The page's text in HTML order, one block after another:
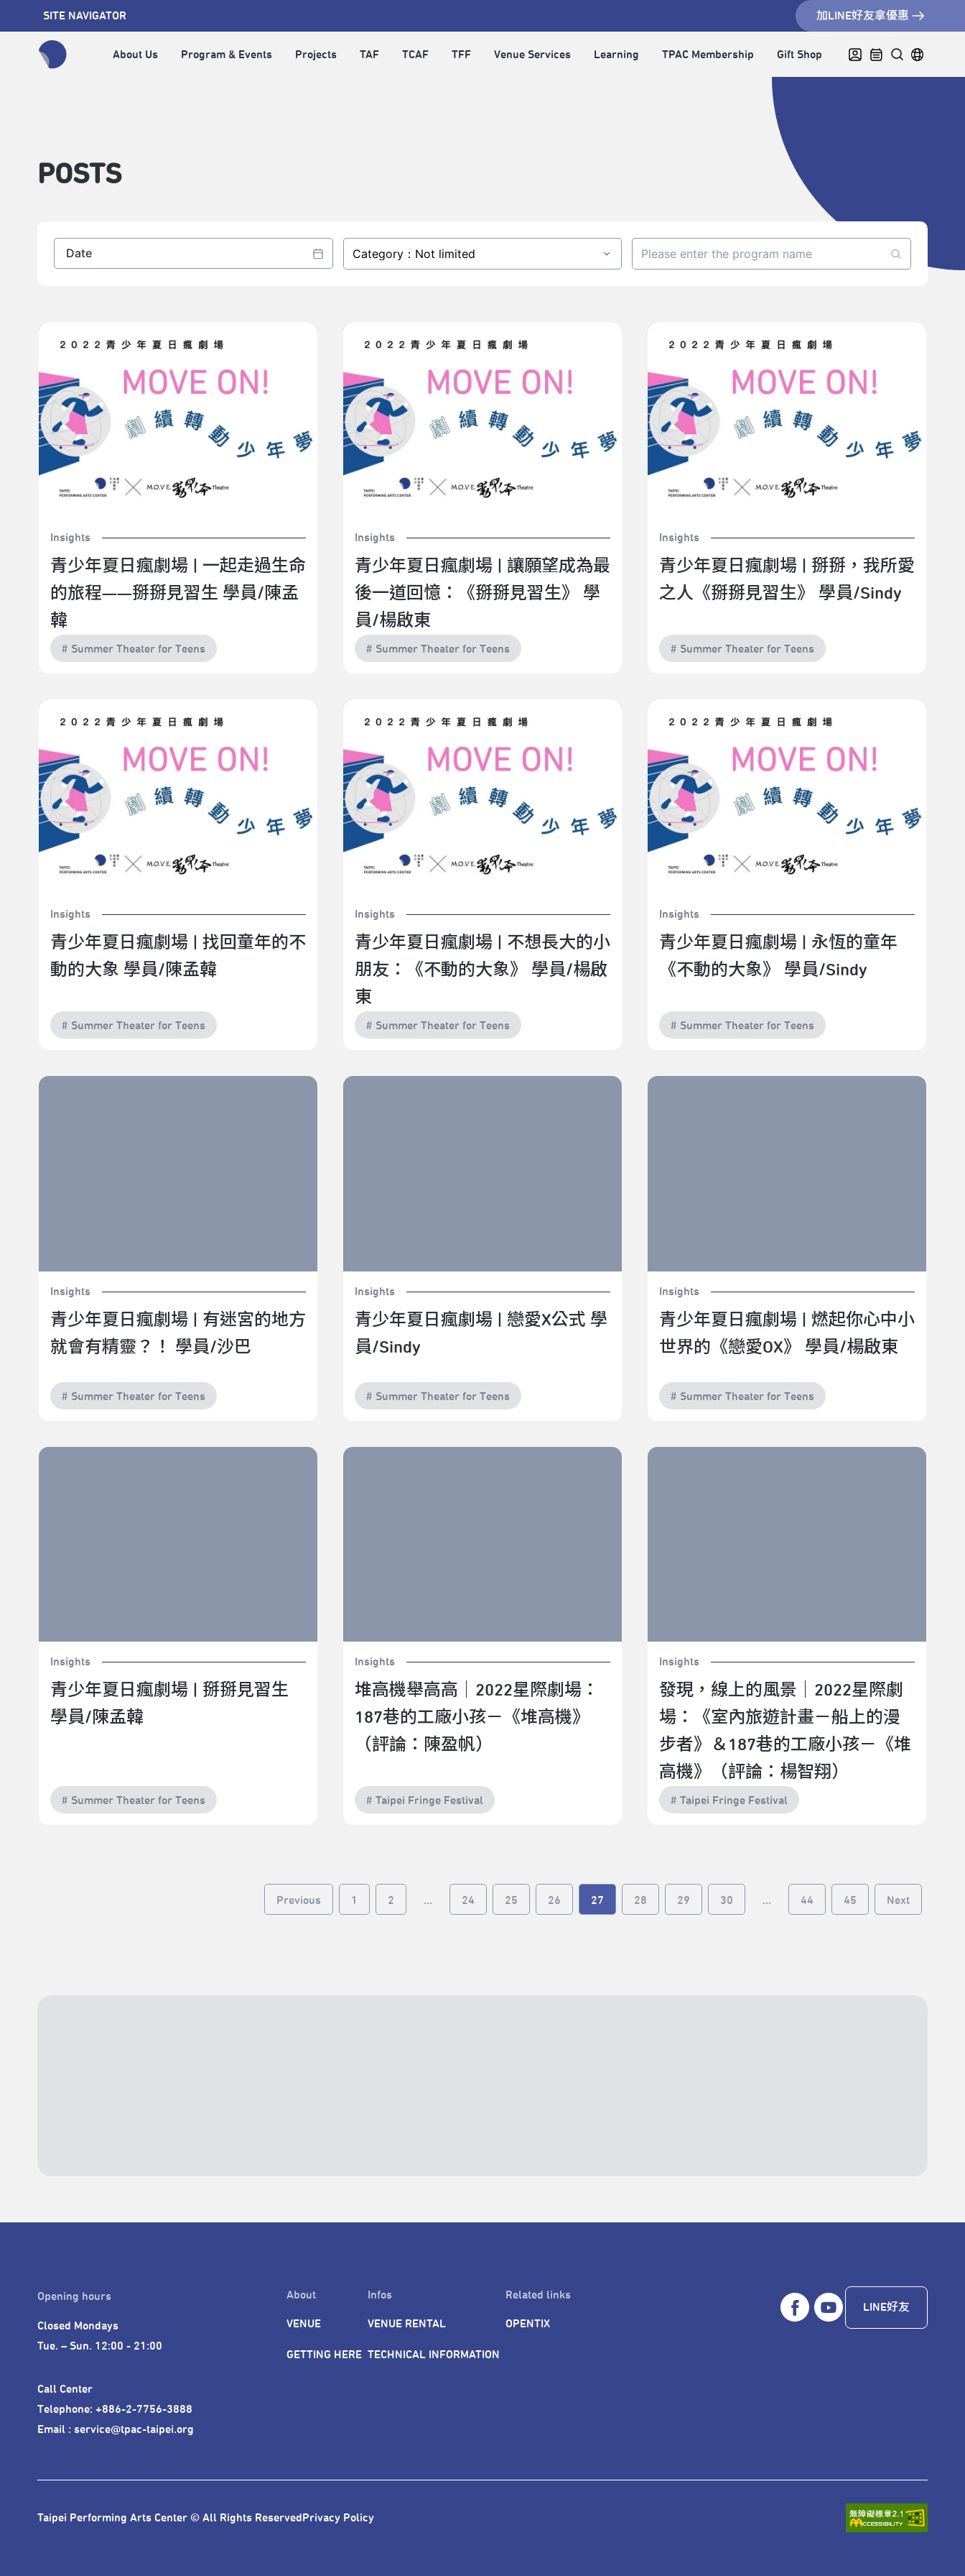
SITE NAVIGATOR 加LINE好友拿優惠
About Us Program & Events Projects TAF TCAF TFF Venue Services Learning TPAC Membership Gift Shop
POSTS
Category：Not limited
青少年夏日瘋劇場 | 一起走過生命的旅程——掰掰見習
生 學員/陳孟韓
Insights
青少年夏日瘋劇場 | 一起走過生命
的旅程——掰掰見習生 學員/陳孟
韓
# Summer Theater for Teens
青少年夏日瘋劇場 | 讓願望成為最後一道回憶：《掰掰
見習生》 學員/楊啟東
Insights
青少年夏日瘋劇場 | 讓願望成為最
後一道回憶：《掰掰見習生》 學
員/楊啟東
# Summer Theater for Teens
青少年夏日瘋劇場 | 掰掰，我所愛之人《掰掰見習生》
學員/Sindy
Insights
青少年夏日瘋劇場 | 掰掰，我所愛
之人《掰掰見習生》 學員/Sindy
# Summer Theater for Teens
青少年夏日瘋劇場 | 找回童年的不動的大象 學員/陳孟
Insights
青少年夏日瘋劇場 | 找回童年的不
動的大象 學員/陳孟韓
# Summer Theater for Teens
青少年夏日瘋劇場 | 不想長大的小朋友：《不動的大
象》 學員/楊啟東
Insights
青少年夏日瘋劇場 | 不想長大的小
朋友：《不動的大象》 學員/楊啟
東
# Summer Theater for Teens
青少年夏日瘋劇場 | 永恆的童年《不動的大象》 學
員/Sindy
Insights
青少年夏日瘋劇場 | 永恆的童年
《不動的大象》 學員/Sindy
# Summer Theater for Teens
青少年夏日瘋劇場 | 有迷宮的地方就會有精靈？！ 學
Insights
青少年夏日瘋劇場 | 有迷宮的地方
就會有精靈？！ 學員/沙巴
# Summer Theater for Teens
青少年夏日瘋劇場 | 戀愛X公式 學員/Sindy
Insights
青少年夏日瘋劇場 | 戀愛X公式 學
員/Sindy
# Summer Theater for Teens
青少年夏日瘋劇場 | 燃起你心中小世界的《戀愛OX》 學
Insights
青少年夏日瘋劇場 | 燃起你心中小
世界的《戀愛OX》 學員/楊啟東
# Summer Theater for Teens
青少年夏日瘋劇場 | 掰掰見習生 學員/陳孟韓
Insights
青少年夏日瘋劇場 | 掰掰見習生
學員/陳孟韓
# Summer Theater for Teens
堆高機舉高高｜2022星際劇場：187巷的工廠小孩－
Insights
堆高機舉高高｜2022星際劇場：
187巷的工廠小孩－《堆高機》
（評論：陳盈帆）
# Taipei Fringe Festival
發現，線上的風景｜2022星際劇場：《室內旅遊計畫－
Insights
發現，線上的風景｜2022星際劇
場：《室內旅遊計畫－船上的漫
步者》＆187巷的工廠小孩－《堆
高機》（評論：楊智翔）
# Taipei Fringe Festival
Previous 1 2 ... 24 25 26 27 28 29 30 ... 44 45 Next
Opening hours
Closed Mondays
Tue. – Sun. 12:00 - 21:00
Call Center
Telephone: +886-2-7756-3888
Email : service@tpac-taipei.org
About
VENUE
GETTING HERE
Infos
VENUE RENTAL
TECHNICAL INFORMATION
Related links
OPENTIX
LINE好友
Taipei Performing Arts Center © All Rights ReservedPrivacy Policy